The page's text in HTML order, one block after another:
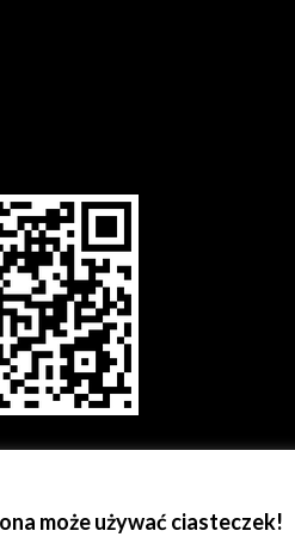
All rights reserved.Proudly powered by
może używać ciasteczek!